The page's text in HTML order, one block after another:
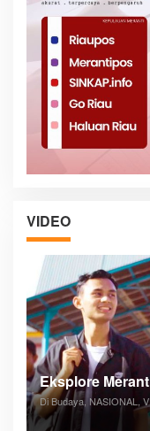
VIDEO
Posyandu
Di ADVERTORIAL,